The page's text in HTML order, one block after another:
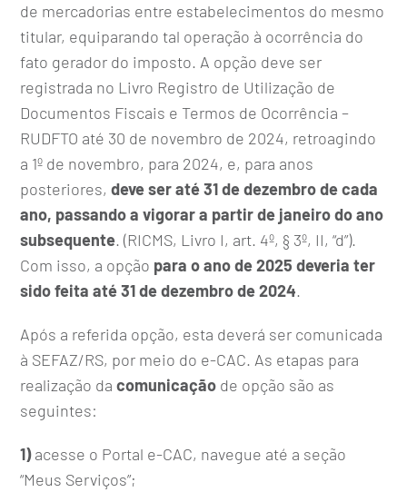
de mercadorias entre estabelecimentos do mesmo
titular, equiparando tal operação à ocorrência do
fato gerador do imposto. A opção deve ser
registrada no Livro Registro de Utilização de
Documentos Fiscais e Termos de Ocorrência –
RUDFTO até 30 de novembro de 2024, retroagindo
a 1º de novembro, para 2024, e, para anos
posteriores,deve ser até 31 de dezembro de cada
ano, passando a vigorar a partir de janeiro do ano
subsequente. (RICMS, Livro I, art. 4º, § 3º, II, “d”).
Com isso, a opção para o ano de 2025 deveria ter
sido feita até 31 de dezembro de 2024.
Após a referida opção, esta deverá ser comunicada
à SEFAZ/RS, por meio do e-CAC. As etapas para
realização dacomunicação de opção são as
seguintes:
1)acesse o Portal e-CAC, navegue até a seção
“Meus Serviços”;